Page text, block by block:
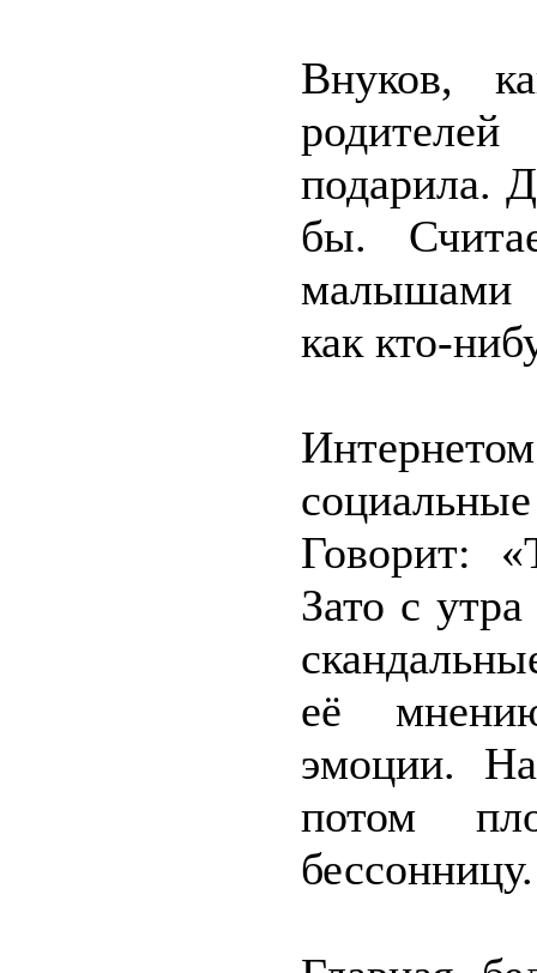
Внуков,
подарила.
бы.
малышами
как кто-
Говорит:
Зато с
её
эмоции.
потом
бессонницу.